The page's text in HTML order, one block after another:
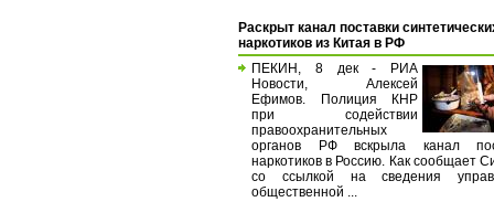
Раскрыт канал поставки
наркотиков из Китая в РФ
ПЕКИН, 8 дек - РИА
Новости, Алексей
Ефимов. Полиция КНР
при содействии
правоохранительных
органов РФ вскрыла канал
наркотиков в Россию. Как сообщает
со ссылкой на сведения
общественной ...